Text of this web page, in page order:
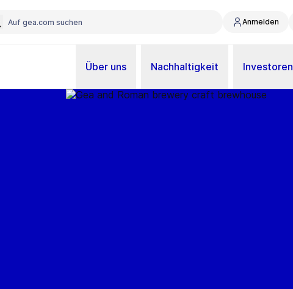
Anmelden
Über uns Nachhaltigkeit Investoren